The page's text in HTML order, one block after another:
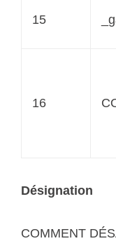
15
16
Désignation
COMMENT